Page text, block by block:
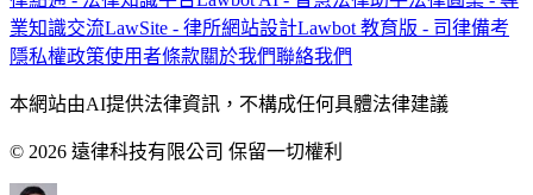
業知識交流LawSite - 律所網站設計Lawbot 教育版 - 司律備考
隱私權政策使用者條款關於我們聯絡我們
本網站由AI提供法律資訊，不構成任何具體法律建議
© 2026 遠律科技有限公司 保留一切權利